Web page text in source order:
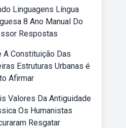
Linguagens Língua
8 Ano Manual Do
Respostas
A Constituição Das
Estruturas Urbanas é
Afirmar
Valores Da Antiguidade
Os Humanistas
Resgatar